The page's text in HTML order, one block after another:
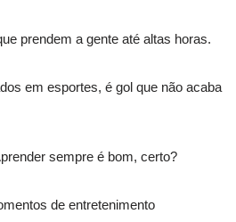
prendem a gente até altas horas.
em esportes, é gol que não acaba
sempre é bom, certo?
de entretenimento